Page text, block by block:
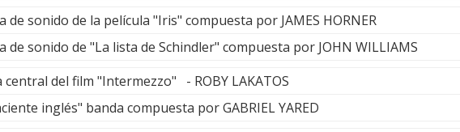
de sonido de la película "Iris" compuesta por JAMES HORNER
de sonido de "La lista de Schindler" compuesta por JOHN WILLIAMS
central del film "Intermezzo" - ROBY LAKATOS
inglés" banda compuesta por GABRIEL YARED